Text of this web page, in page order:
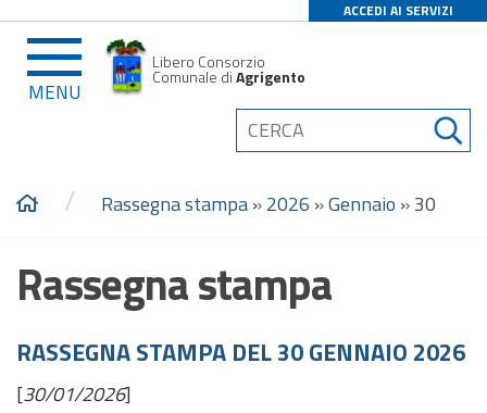
ACCEDI AI SERVIZI
MENU
Libero Consorzio
Comunale diAgrigento
/ Rassegna stampa»2026 »Gennaio »30
Rassegna stampa
RASSEGNA STAMPA DEL 30 GENNAIO 2026
[30/01/2026]